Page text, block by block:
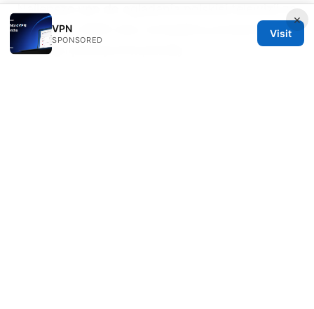
Najlepsze vpn do ogladania polskiej telewizji za
granica w 2026 roku: kompletny przewodnik,
ranking i praktyczne porady
×
VPN
SPONSORED
Visit